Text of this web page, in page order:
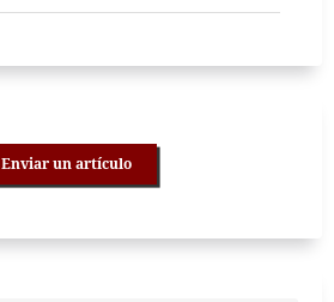
Enviar un artículo